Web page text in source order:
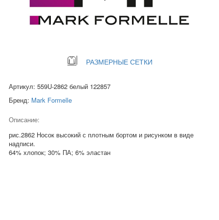
РАЗМЕРНЫЕ СЕТКИ
Артикул: 559U-2862 белый 122857
Бренд: Mark Formelle
Описание:
рис.2862 Носок высокий с плотным бортом и рисунком в виде
надписи.
64% хлопок; 30% ПА; 6% эластан